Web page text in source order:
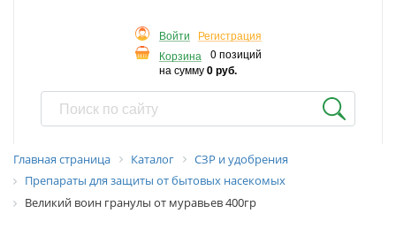
Войти
Регистрация
Корзина
0 позиций
на сумму0 руб.
Главная страница Каталог
СЗР и удобрения
Препараты для защиты от бытовых насекомых
Великий воин гранулы от муравьев 400гр